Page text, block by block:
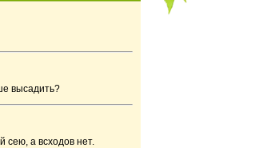
высадить?
сею, а всходов нет.